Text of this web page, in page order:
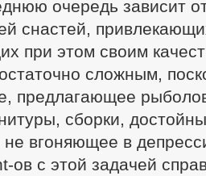
очередь зависит
снастей,
при этом своим
сложным,
предлагающее
сборки,
не вгоняющее в
ов с этой задачей